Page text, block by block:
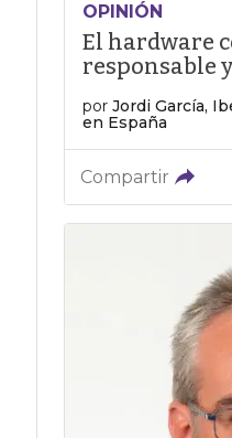
OPINIÓN
El hardware
responsable
por Jordi García,
en España
Compartir